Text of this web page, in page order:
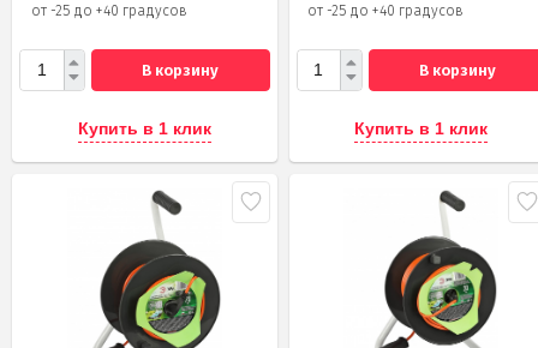
от -25 до +40 градусов
В корзину
Купить в 1 клик
от -25 до +40 градусов
В корзину
Купить в 1 клик